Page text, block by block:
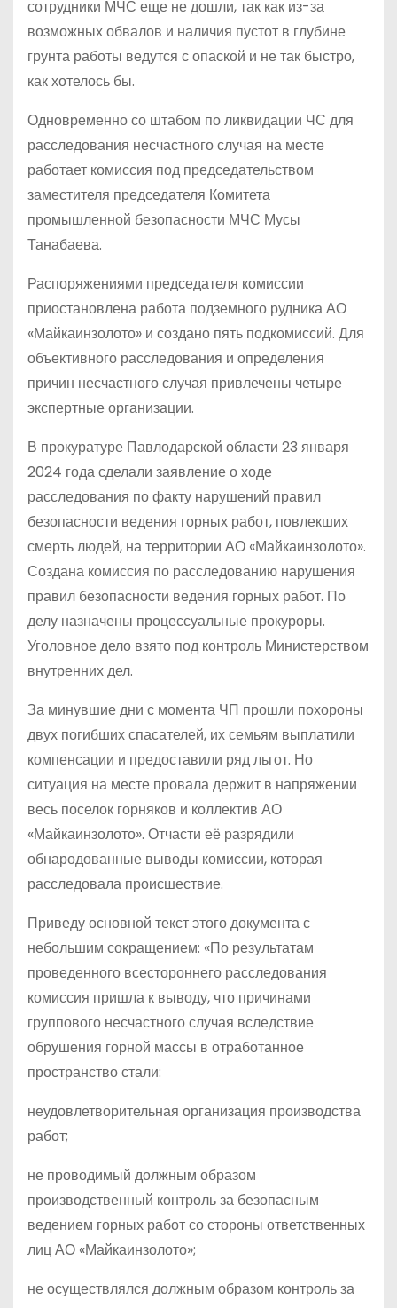
сотрудники МЧС еще не дошли, так как из-за
возможных обвалов и наличия пустот в глубине
грунта работы ведутся с опаской и не так быстро,
как хотелось бы.
Одновременно со штабом по ликвидации ЧС для
расследования несчастного случая на месте
работает комиссия под председательством
заместителя председателя Комитета
промышленной безопасности МЧС Мусы
Танабаева.
Распоряжениями председателя комиссии
приостановлена работа подземного рудника АО
«Майкаинзолото» и создано пять подкомиссий. Для
объективного расследования и определения
причин несчастного случая привлечены четыре
экспертные организации.
В прокуратуре Павлодарской области 23 января
2024 года сделали заявление о ходе
расследования по факту нарушений правил
безопасности ведения горных работ, повлекших
смерть людей, на территории АО «Майкаинзолото».
Создана комиссия по расследованию нарушения
правил безопасности ведения горных работ. По
делу назначены процессуальные прокуроры.
Уголовное дело взято под контроль Министерством
внутренних дел.
За минувшие дни с момента ЧП прошли похороны
двух погибших спасателей, их семьям выплатили
компенсации и предоставили ряд льгот. Но
ситуация на месте провала держит в напряжении
весь поселок горняков и коллектив АО
«Майкаинзолото». Отчасти её разрядили
обнародованные выводы комиссии, которая
расследовала происшествие.
Приведу основной текст этого документа с
небольшим сокращением: «По результатам
проведенного всестороннего расследования
комиссия пришла к выводу, что причинами
группового несчастного случая вследствие
обрушения горной массы в отработанное
пространство стали:
неудовлетворительная организация производства
работ;
не проводимый должным образом
производственный контроль за безопасным
ведением горных работ со стороны ответственных
лиц АО «Майкаинзолото»;
не осуществлялся должным образом контроль за